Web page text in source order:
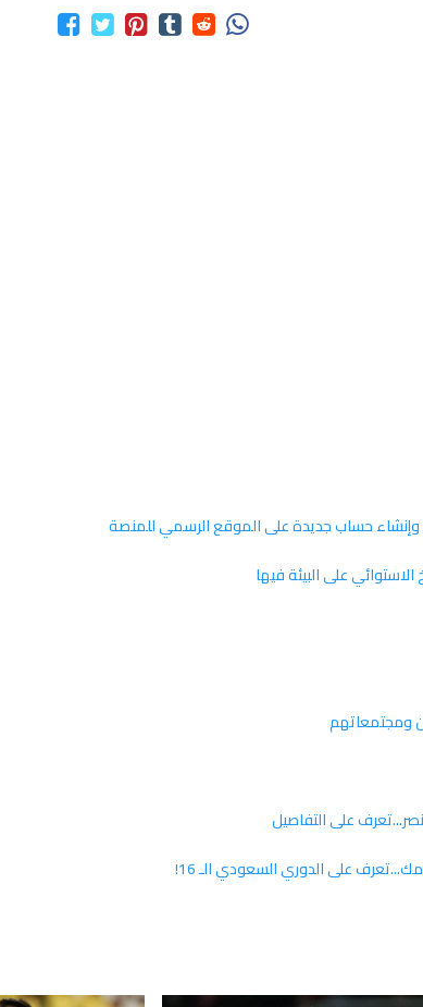
حساب جديدة على الموقع الرسمي للمنصة
على البيئة فيها
ومجتمعاتهم
على التفاصيل
على الدوري السعودي الـ 16!